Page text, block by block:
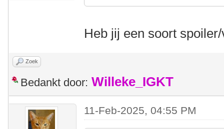
Heb jij een soort
Zoek
Bedankt door: Willeke_IGKT
11-Feb-2025, 04:55 PM